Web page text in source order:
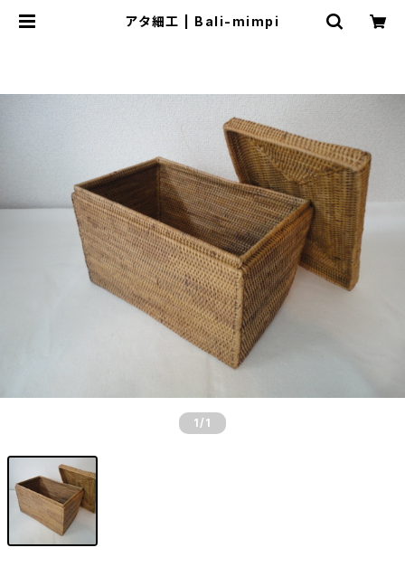
アタ細工 | Bali-mimpi
1 /1